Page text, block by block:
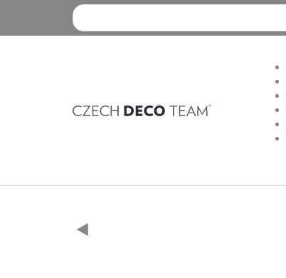
Search ...